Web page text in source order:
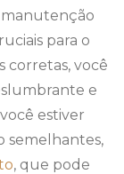
para o
corretas, você
e
estiver
semelhantes,
, que pode